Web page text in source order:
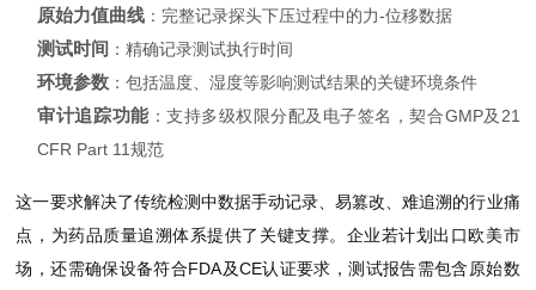
原始力值曲线 ：完整记录探头下压过程中的力-位移数据
测试时间 ：精确记录测试执行时间
环境参数 ：包括温度、湿度等影响测试结果的关键环境条件
审计追踪功能：支持多级权限分配及电子签名，契合GMP及21
CFR Part 11规范
这一要求解决了传统检测中数据手动记录、易篡改、难追溯的行业痛
点，为药品质量追溯体系提供了关键支撑。企业若计划出口欧美市
场，还需确保设备符合FDA及CE认证要求，测试报告需包含原始数